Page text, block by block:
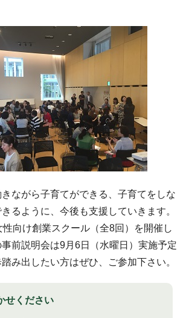
ながら子育てができる、子育てをしな
るように、今後も支援していきます。
向け創業スクール（全8回）を開催し
前説明会は9月6日（水曜日）実施予定
み出したい方はぜひ、ご参加下さい。
せください